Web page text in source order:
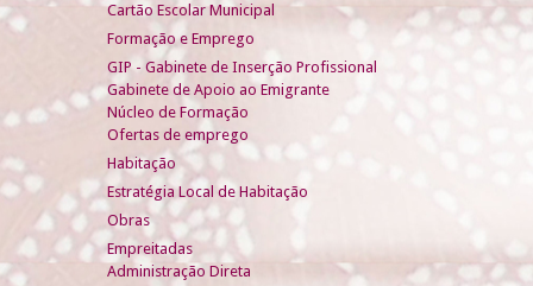
Cartão Escolar Municipal
Formação e Emprego
GIP - Gabinete de Inserção Profissional
Gabinete de Apoio ao Emigrante
Núcleo de Formação
Ofertas de emprego
Habitação
Estratégia Local de Habitação
Obras
Empreitadas
Administração Direta